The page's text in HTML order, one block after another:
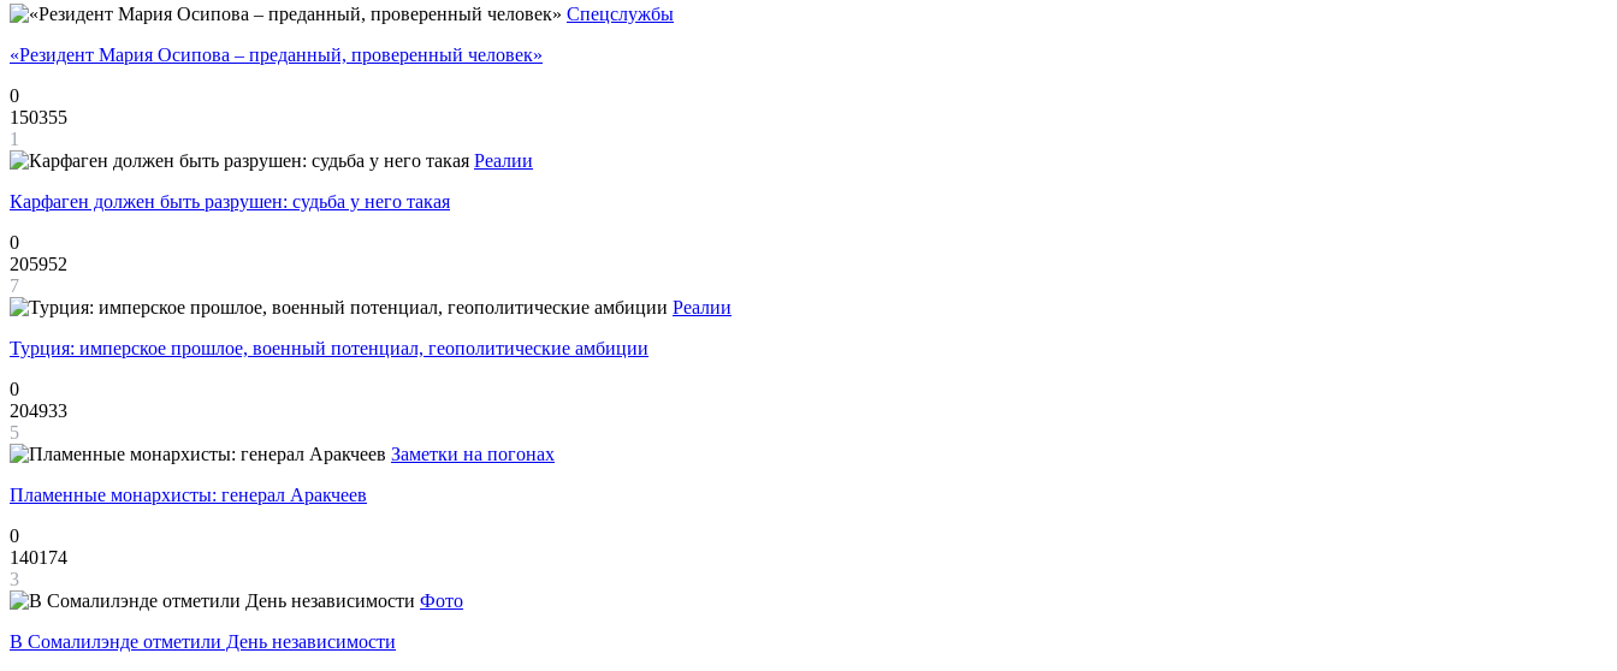
Спецслужбы
«Резидент Мария Осипова – преданный, проверенный человек»
0
150355
1
Реалии
Карфаген должен быть разрушен: судьба у него такая
0
205952
7
Реалии
Турция: имперское прошлое, военный потенциал, геополитические амбиции
0
204933
5
Заметки на погонах
Пламенные монархисты: генерал Аракчеев
0
140174
3
Фото
В Сомалилэнде отметили День независимости